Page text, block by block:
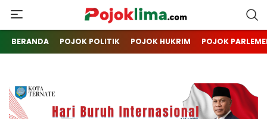
pojoklima.com
Mojokin
BERANDA POJOK POLITIK POJOK HUKRIM POJOK